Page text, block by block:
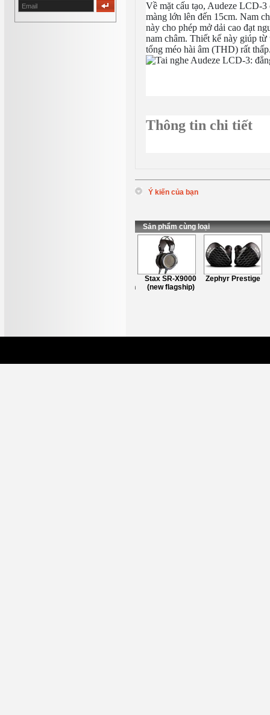
Về mặt cấu tạo, Audeze LCD-
màng lớn lên đến 15cm. Nam
này cho phép mở dải cao đạt
nam châm. Thiết kế này giúp
tổng méo hài âm (THD) rất
Thông tin chi tiết
Ý kiến của bạn
* Nội dung:
Sản phẩm cùng loại
Stax SR-X9000
(new flagship)
Zephyr Prestige